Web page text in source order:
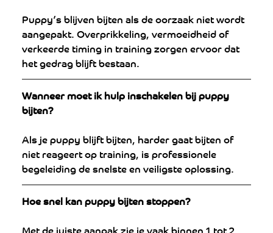
Puppy’s blijven bijten als de oorzaak niet wordt
aangepakt. Overprikkeling, vermoeidheid of
verkeerde timing in training zorgen ervoor dat
het gedrag blijft bestaan.
Wanneer moet ik hulp inschakelen bij puppy
bijten?
Als je puppy blijft bijten, harder gaat bijten of
niet reageert op training, is professionele
begeleiding de snelste en veiligste oplossing.
Hoe snel kan puppy bijten stoppen?